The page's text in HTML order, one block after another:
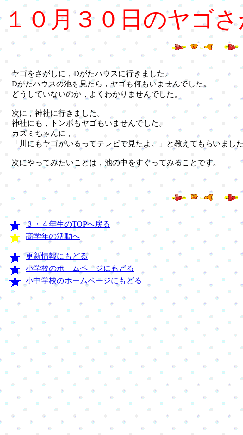
１０月３０日のヤゴさ
ヤゴをさがしに，Dがたハウスに行きました。
Dがたハウスの池を見たら，ヤゴも何もいませんでした。
どうしていないのか，よくわかりませんでした。
次に，神社に行きました。
神社にも，トンボもヤゴもいませんでした。
カズミちゃんに，
「川にもヤゴがいるってテレビで見たよ。」と教えてもらいました
次にやってみたいことは，池の中をすぐってみることです。
３・４年生のTOPへ戻る
高学年の活動へ
更新情報にもどる
小学校のホームページにもどる
小中学校のホームページにもどる